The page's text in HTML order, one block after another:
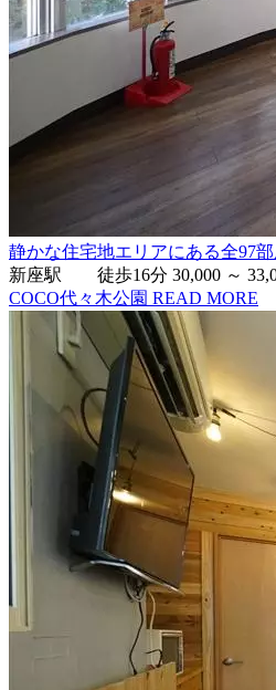
静かな住宅地エリアにある全97
新座駅 徒歩16分 30,000 ～
COCO代々木公園 READ MORE